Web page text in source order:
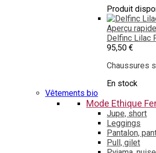
Produit
Aperçu rapide
Delfinc Lilac
95,50 €
Chaussures
En stock
Vêtements bio
Mode Ethique
Jupe, short
Leggings
Pantalon,
Pull, gilet